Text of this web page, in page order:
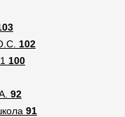
102
100
92
91